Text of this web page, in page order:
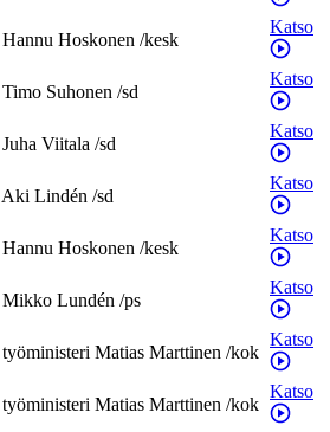
Hannu Hoskonen /kesk
Katso
Timo Suhonen /sd
Katso
Juha Viitala /sd
Katso
Aki Lindén /sd
Katso
Hannu Hoskonen /kesk
Katso
Mikko Lundén /ps
Katso
työministeri Matias Marttinen /kok
Katso
työministeri Matias Marttinen /kok
Katso